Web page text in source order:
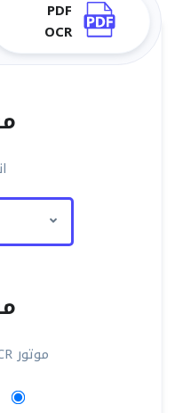
PDF
OCR
موتور OCR را انتخاب کنید